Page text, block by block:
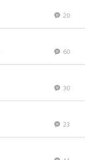
20
60
30
23